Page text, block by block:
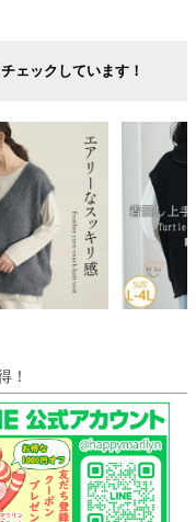
ェックしています！
！